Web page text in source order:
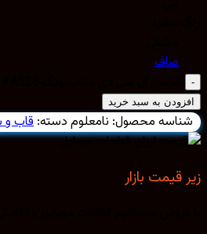
صاف
افزودن به سبد خرید
شناسه محصول: نامعلوم دسته: قاب
زیر قیمت بازار